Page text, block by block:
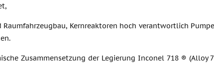
Raumfahrzeugbau, Kernreaktoren hoch verantwortlich
Zusammensetzung der Legierung Inconel 718 ® (Alloy